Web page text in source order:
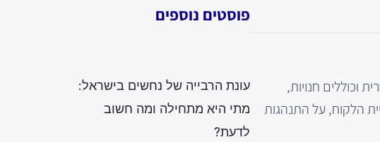
וכוללים חנויות,
הלקוח, על התנהגות
פוסטים נוספים
עונת הרבייה של נחשים בישראל:
מתי היא מתחילה ומה חשוב
לדעת?